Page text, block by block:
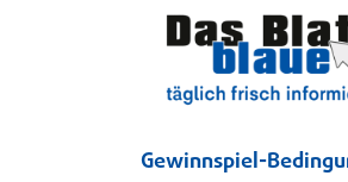
Gewinnspiel-